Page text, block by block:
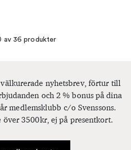
av 36 produkter
nyhetsbrev, förtur till
och 2 % bonus på dina
medlemsklubb c/o Svenssons.
3500kr, ej på presentkort.